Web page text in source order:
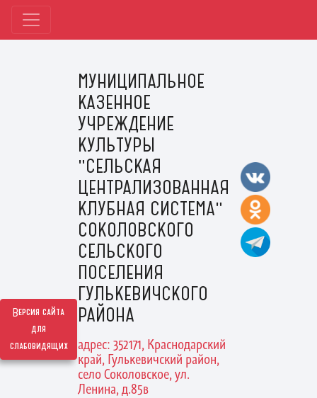
Версия сайта
для
слабовидящих
МУНИЦИПАЛЬНОЕ
КАЗЕННОЕ
УЧРЕЖДЕНИЕ
КУЛЬТУРЫ
"СЕЛЬСКАЯ
ЦЕНТРАЛИЗОВАННАЯ
КЛУБНАЯ СИСТЕМА"
СОКОЛОВСКОГО
СЕЛЬСКОГО
ПОСЕЛЕНИЯ
ГУЛЬКЕВИЧСКОГО
РАЙОНА
адрес: 352171, Краснодарский
край, Гулькевичский район,
село Соколовское, ул.
Ленина, д.85в